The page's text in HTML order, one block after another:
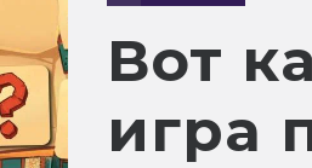
Вот
игра